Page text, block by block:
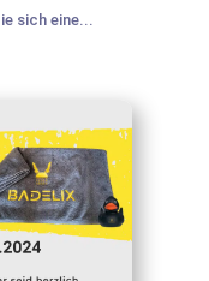
sich eine...